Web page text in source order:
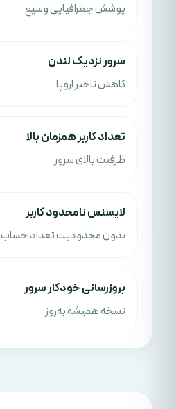
پوشش جغرافیایی وسیع
سرور نزدیک لندن
کاهش تاخیر اروپا
تعداد کاربر همزمان بالا
ظرفیت بالای سرور
لایسنس نامحدود کاربر
بدون محدودیت تعداد حساب
بروزرسانی خودکار سرور
نسخه همیشه به‌روز